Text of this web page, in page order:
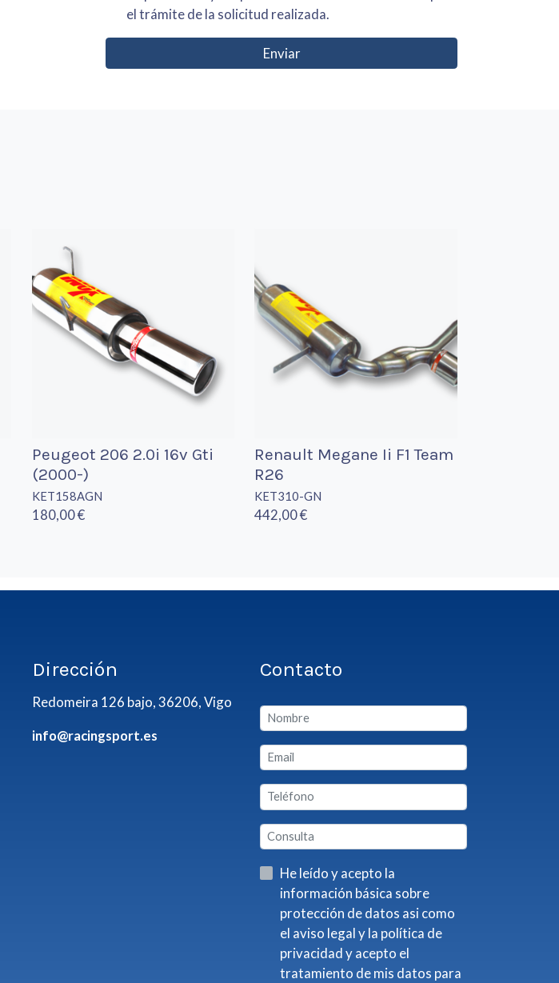
el trámite de la solicitud realizada.
Enviar
Peugeot 206 2.0i 16v Gti
(2000-)
KET158AGN
180,00 €
Renault Megane Ii F1 Team
R26
KET310-GN
442,00 €
Dirección
Redomeira 126 bajo, 36206, Vigo
info@racingsport.es
Contacto
He leído y acepto la
información básica sobre
protección de datos asi como
el aviso legal y la política de
privacidad y acepto el
tratamiento de mis datos para